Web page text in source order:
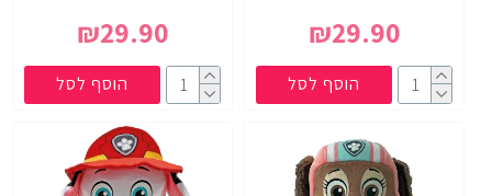
₪29.90
הוסף לסל
₪29.90
הוסף לסל